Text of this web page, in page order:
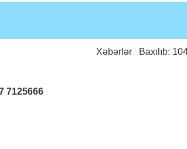
Xəbərlər Baxılıb:
7125666